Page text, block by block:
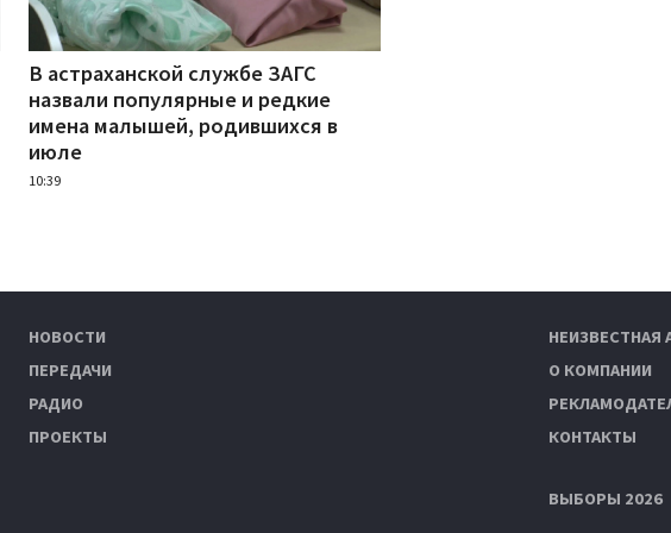
В астраханской службе ЗАГС
назвали популярные и редкие
имена малышей, родившихся в
июле
10:39
НОВОСТИ
ПЕРЕДАЧИ
РАДИО
ПРОЕКТЫ
НЕИЗВЕСТНАЯ
О КОМПАНИИ
КОНТАКТЫ
ВЫБОРЫ 2026